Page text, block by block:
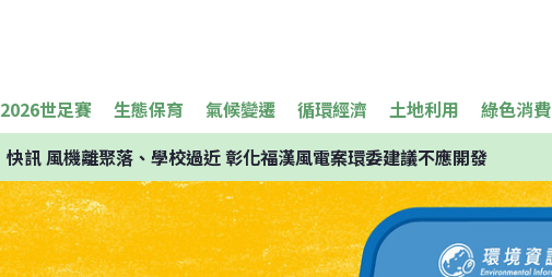
2026世足賽 生態保育 氣候變遷 循環經濟 土地利用 綠色消費
快訊風機離聚落、學校過近 彰化福漢風電案環委建議不應開發